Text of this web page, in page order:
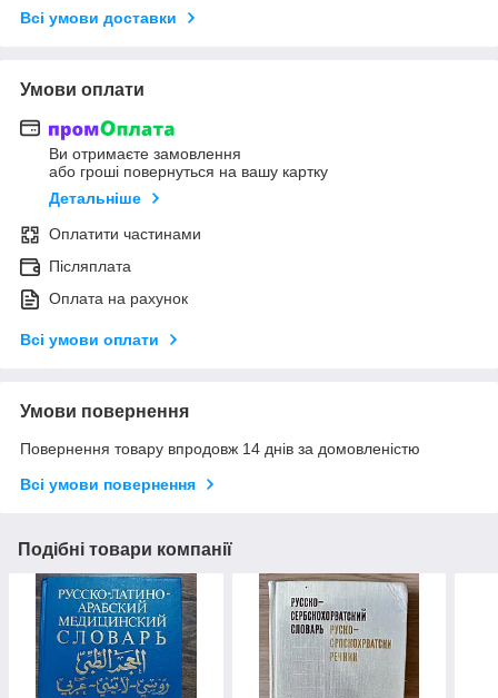
Всі умови доставки
Умови оплати
Ви отримаєте замовлення
або гроші повернуться на вашу картку
Детальніше
Оплатити частинами
Післяплата
Оплата на рахунок
Всі умови оплати
Умови повернення
Повернення товару впродовж 14 днів за домовленістю
Всі умови повернення
Подібні товари компанії